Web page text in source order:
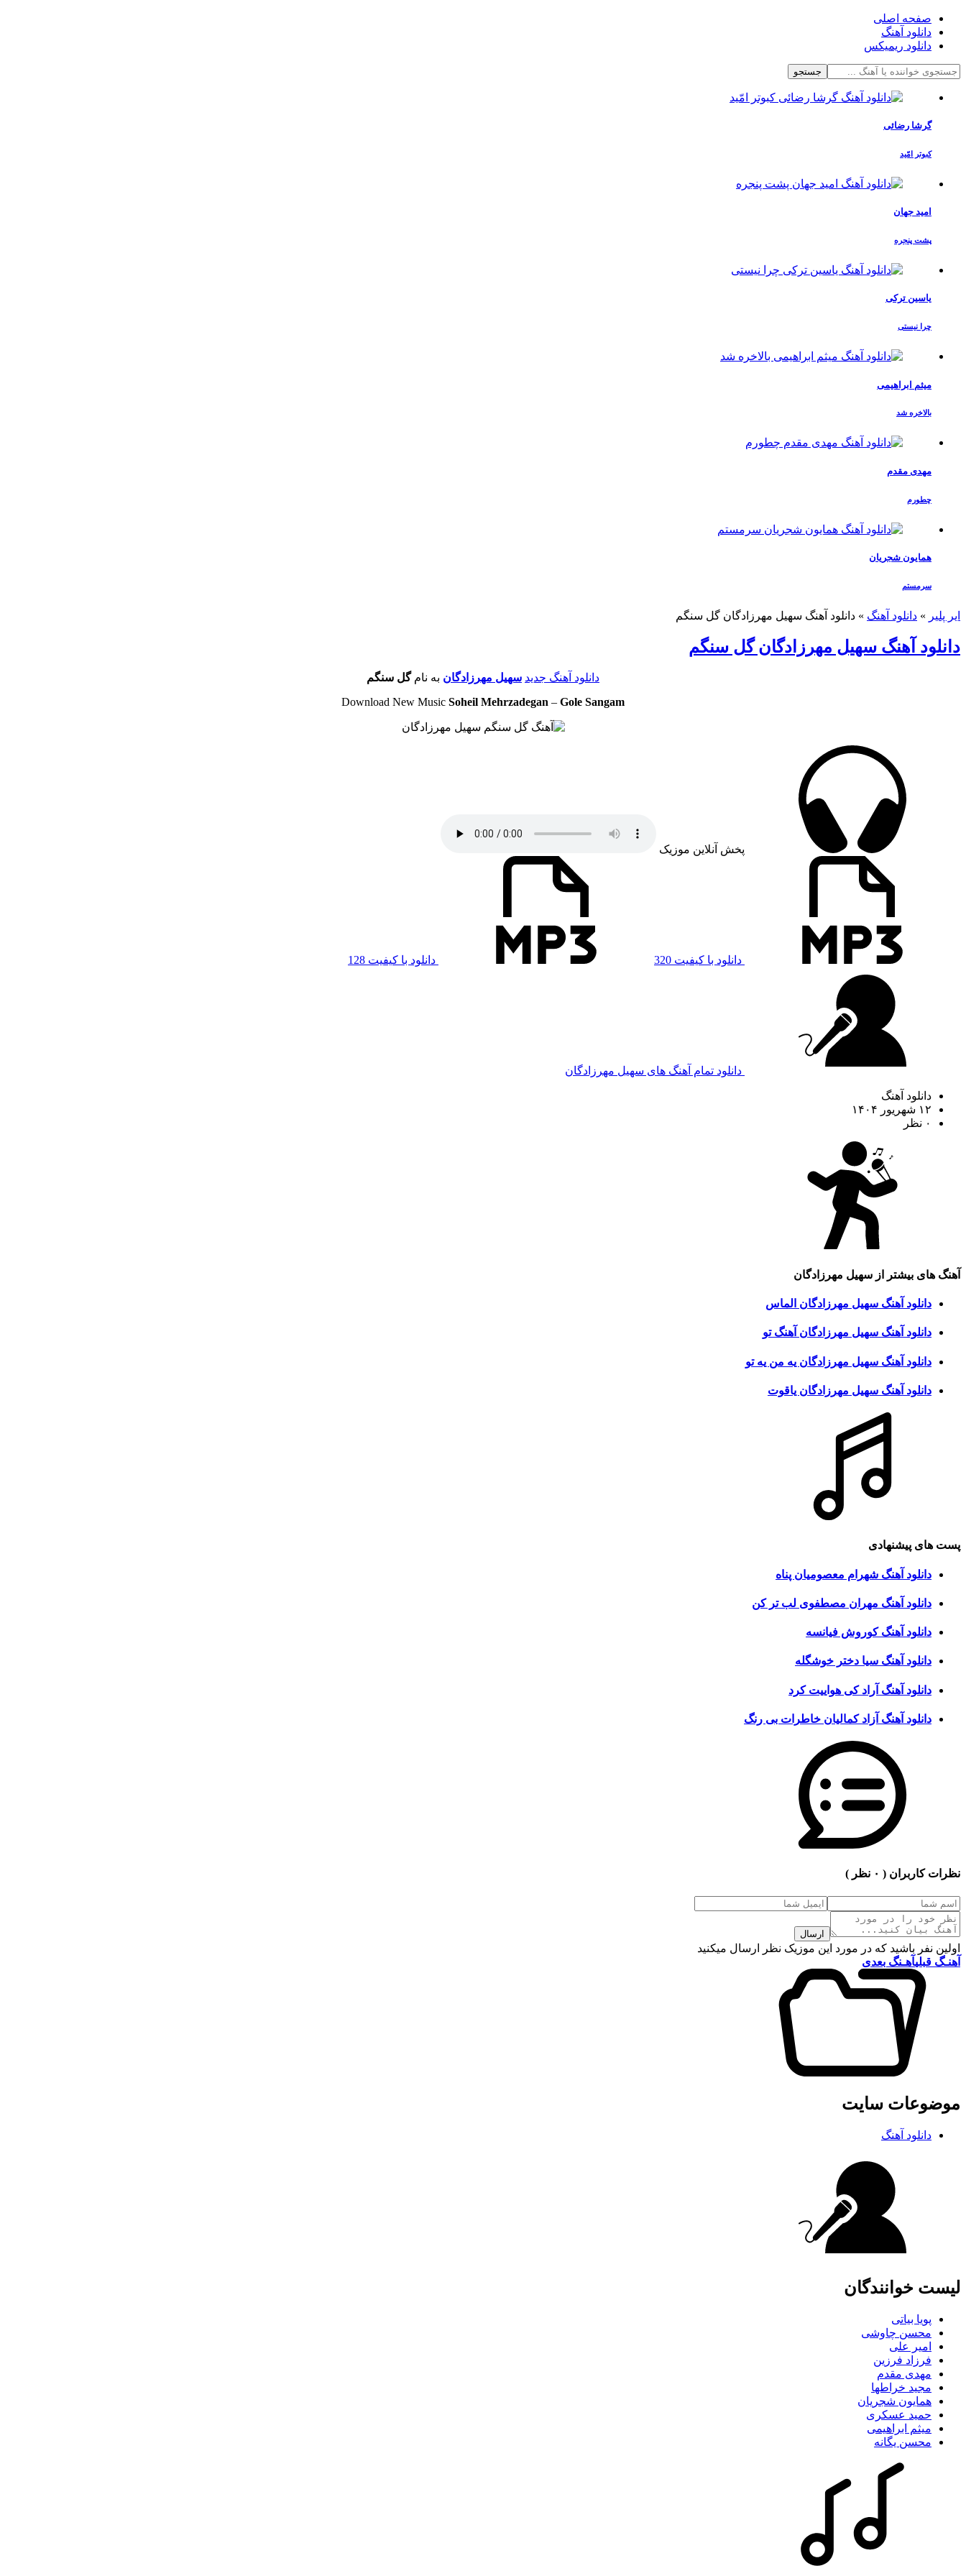
صفحه اصلی
دانلود آهنگ
دانلود ریمیکس
جستجو
گرشا رضائی
کبوتر امّید
امید جهان
پشت پنجره
یاسین ترکی
چرا نیستی
میثم ابراهیمی
بالاخره شد
مهدی مقدم
چطورم
همایون شجریان
سرمستم
ایر پلیر » دانلود آهنگ » دانلود آهنگ سهیل مهرزادگان گل سنگم
دانلود آهنگ سهیل مهرزادگان گل سنگم
دانلود آهنگ جدید سهیل مهرزادگان به نام گل سنگم
Download New Music Soheil Mehrzadegan – Gole Sangam
پخش آنلاین موزیک
دانلود با کیفیت 320 دانلود با کیفیت 128
دانلود تمام آهنگ های سهیل مهرزادگان
دانلود آهنگ
۱۲ شهریور ۱۴۰۴
۰ نظر
آهنگ های بیشتر از سهیل مهرزادگان
دانلود آهنگ سهیل مهرزادگان الماس
دانلود آهنگ سهیل مهرزادگان آهنگ تو
دانلود آهنگ سهیل مهرزادگان یه من یه تو
دانلود آهنگ سهیل مهرزادگان یاقوت
پست های پیشنهادی
دانلود آهنگ شهرام معصومیان پناه
دانلود آهنگ مهران مصطفوی لب تر کن
دانلود آهنگ کوروش فیانسه
دانلود آهنگ سیا دختر خوشگله
دانلود آهنگ آراد کی هواییت کرد
دانلود آهنگ آزاد کمالیان خاطرات بی رنگ
نظرات کاربران ( ۰ نظر )
ارسال
اولین نفر باشید که در مورد این موزیک نظر ارسال میکنید
آهنـگ قبلیآهـنگ بعدی
موضوعات سایت
دانلود آهنگ
لیست خوانندگان
پویا بیاتی
محسن چاوشی
امیر علی
فرزاد فرزین
مهدی مقدم
مجید خراطها
همایون شجریان
حمید عسکری
میثم ابراهیمی
محسن یگانه